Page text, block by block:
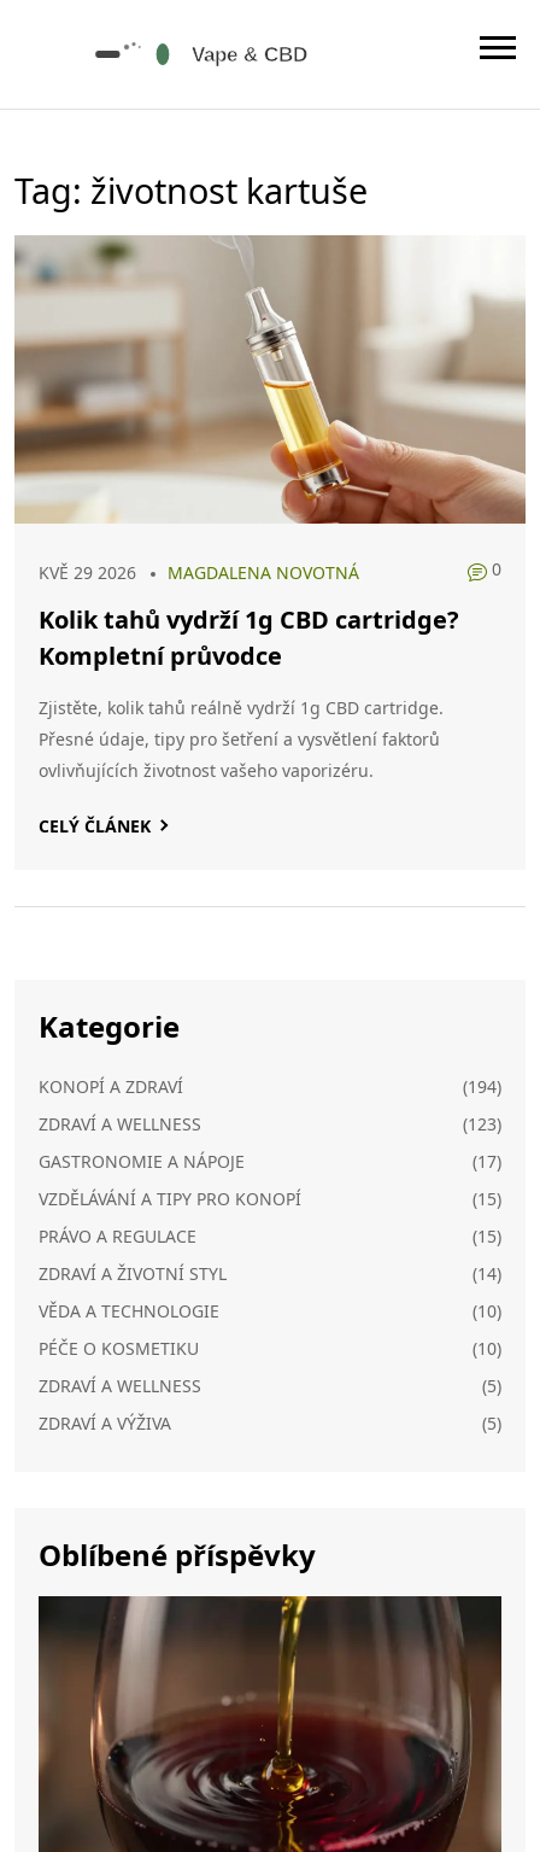
Tag: životnost kartuše
KVĚ 29 2026 MAGDALENA NOVOTNÁ 0
Kolik tahů vydrží 1g CBD cartridge?
Kompletní průvodce
Zjistěte, kolik tahů reálně vydrží 1g CBD cartridge.
Přesné údaje, tipy pro šetření a vysvětlení faktorů
ovlivňujících životnost vašeho vaporizéru.
CELÝ ČLÁNEK
Kategorie
KONOPÍ A ZDRAVÍ
(194)
ZDRAVÍ A WELLNESS
(123)
GASTRONOMIE A NÁPOJE
(17)
VZDĚLÁVÁNÍ A TIPY PRO KONOPÍ
(15)
PRÁVO A REGULACE
(15)
ZDRAVÍ A ŽIVOTNÍ STYL
(14)
VĚDA A TECHNOLOGIE
(10)
PÉČE O KOSMETIKU
(10)
ZDRAVÍ A WELLNESS
(5)
ZDRAVÍ A VÝŽIVA
(5)
Oblíbené příspěvky